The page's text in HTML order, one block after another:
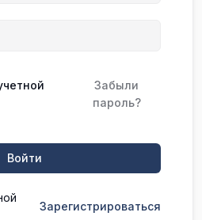
Забыли
пароль?
Войти
Зарегистрироваться